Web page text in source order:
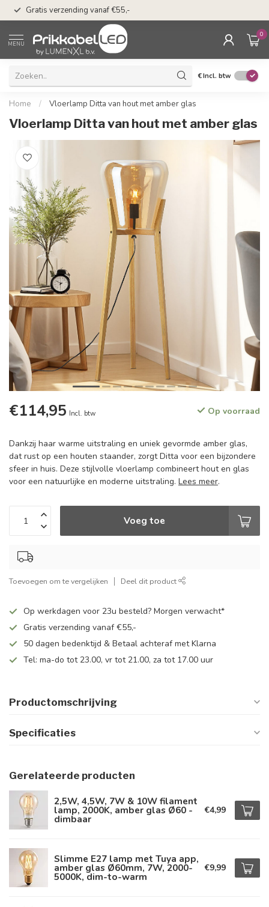
Gratis verzending vanaf €55,-
MENU
0
€Incl. btw
Home / Vloerlamp Ditta van hout met amber glas
Vloerlamp Ditta van hout met amber glas
€114,95 Incl. btw Op voorraad
Dankzij haar warme uitstraling en uniek gevormde amber glas,
dat rust op een houten staander, zorgt Ditta voor een bijzondere
sfeer in huis. Deze stijlvolle vloerlamp combineert hout en glas
voor een natuurlijke en moderne uitstraling. Lees meer.
Voeg toe
Toevoegen om te vergelijken Deel dit product
Op werkdagen voor 23u besteld? Morgen verwacht*
Gratis verzending vanaf €55,-
50 dagen bedenktijd & Betaal achteraf met Klarna
Tel: ma-do tot 23.00, vr tot 21.00, za tot 17.00 uur
Productomschrijving
Specificaties
Gerelateerde producten
2,5W, 4,5W, 7W & 10W filament
lamp, 2000K, amber glas Ø60 -
dimbaar
€4,99
Slimme E27 lamp met Tuya app,
amber glas Ø60mm, 7W, 2000-
5000K, dim-to-warm
€9,99